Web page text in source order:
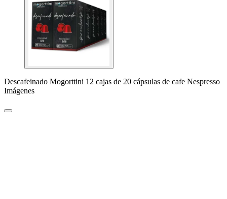
Descafeinado Mogorttini 12 cajas de 20 cápsulas de cafe Nespresso
Imágenes